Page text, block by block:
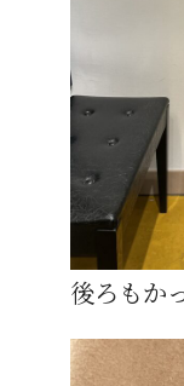
後ろもか